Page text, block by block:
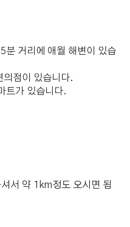
분 거리에 애월 해변이 있습
점이 있습니다.
트가 있습니다.
서 약 1km정도 오시면 됩